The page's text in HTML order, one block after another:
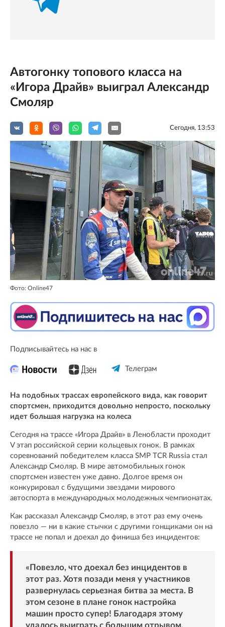
Автогонку топового класса на
«Игора Драйв» выиграл Александр
Смоляр
Сегодня, 13:53
Фото: Online47
Подписывайтесь на нас в
Телеграм
На подобных трассах европейского вида, как говорит
спортсмен, приходится довольно непросто, поскольку
идет большая нагрузка на колеса
Сегодня на трассе «Игора Драйв» в Ленобласти проходит
V этап российской серии кольцевых гонок. В рамках
соревнований победителем класса SMP TCR Russia стал
Александр Смоляр. В мире автомобильных гонок
спортсмен известен уже давно. Долгое время он
конкурировал с будущими звездами мирового
автоспорта в международных молодежных чемпионатах.
Как рассказал Александр Смоляр, в этот раз ему очень
повезло — ни в какие стычки с другими гонщиками он на
трассе не попал и доехал до финиша без инцидентов:
«Повезло, что доехал без инцидентов в
этот раз. Хотя позади меня у участников
развернулась серьезная битва за места. В
этом сезоне в плане гонок настройка
машин просто супер! Благодаря этому